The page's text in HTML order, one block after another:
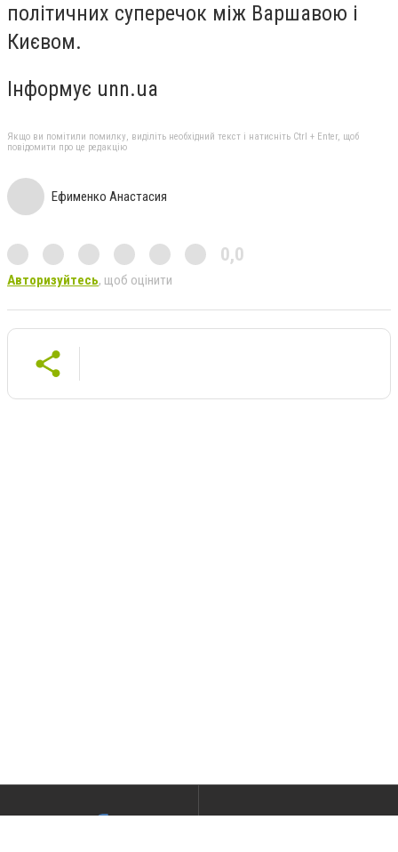
політичних суперечок між Варшавою і
Києвом.
Інформує unn.ua
Якщо ви помітили помилку, виділіть необхідний текст і натисніть Ctrl + Enter, щоб
повідомити про це редакцію
Ефименко Анастасия
0,0
Авторизуйтесь, щоб оцінити